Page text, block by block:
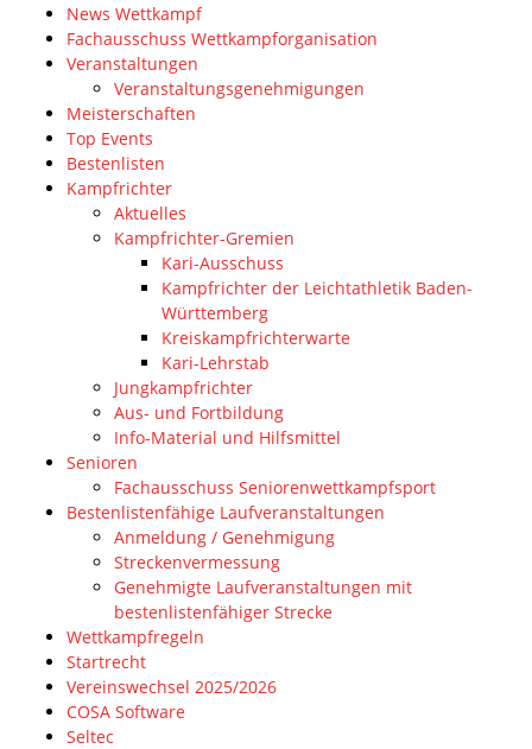
News Wettkampf
Fachausschuss Wettkampforganisation
Veranstaltungen
Veranstaltungsgenehmigungen
Meisterschaften
Top Events
Bestenlisten
Kampfrichter
Aktuelles
Kampfrichter-Gremien
Kari-Ausschuss
Kampfrichter der Leichtathletik Baden-
Württemberg
Kreiskampfrichterwarte
Kari-Lehrstab
Jungkampfrichter
Aus- und Fortbildung
Info-Material und Hilfsmittel
Senioren
Fachausschuss Seniorenwettkampfsport
Bestenlistenfähige Laufveranstaltungen
Anmeldung / Genehmigung
Streckenvermessung
Genehmigte Laufveranstaltungen mit
bestenlistenfähiger Strecke
Wettkampfregeln
Startrecht
Vereinswechsel 2025/2026
COSA Software
Seltec